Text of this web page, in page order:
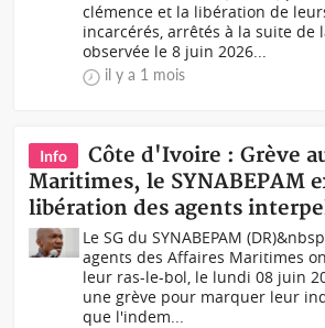
clémence et la libération de
incarcérés, arrêtés à la suite de
observée le 8 juin 2026...
il y a 1 mois
Info
Côte d'Ivoire : Grève
Maritimes, le SYNABEPAM
libération des agents
Le SG du SYNABEPAM
agents des Affaires Maritimes
leur ras-le-bol, le lundi 08 juin
une grève pour marquer leur
que l'indem...